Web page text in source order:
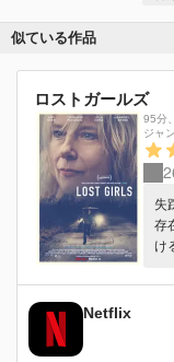
似ている作品
ロストガールズ
95分
ジャ
失
存
け
Netflix